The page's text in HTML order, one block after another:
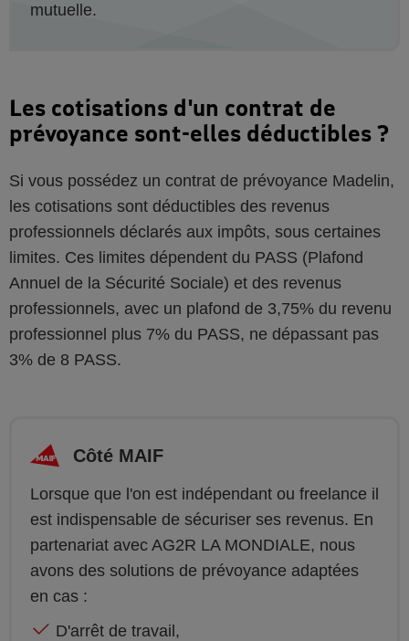
mutuelle.
Les cotisations d'un contrat de
prévoyance sont-elles déductibles ?
Si vous possédez un contrat de prévoyance Madelin,
les cotisations sont déductibles des revenus
professionnels déclarés aux impôts, sous certaines
limites. Ces limites dépendent du PASS (Plafond
Annuel de la Sécurité Sociale) et des revenus
professionnels, avec un plafond de 3,75% du revenu
professionnel plus 7% du PASS, ne dépassant pas
3% de 8 PASS.
Côté MAIF
Lorsque que l'on est indépendant ou freelance il
est indispensable de sécuriser ses revenus. En
partenariat avec AG2R LA MONDIALE, nous
avons des solutions de prévoyance adaptées
en cas :
D'arrêt de travail,